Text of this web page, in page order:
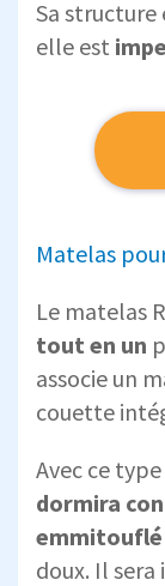
Sa
elle est
Matelas
Le matelas
tout en un
associe un
couette
Avec ce
dormira
emmitouflé
doux. Il